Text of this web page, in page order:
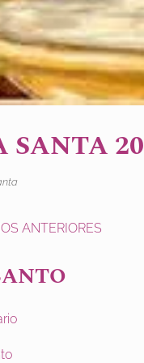
SANTA
ANTERIORES